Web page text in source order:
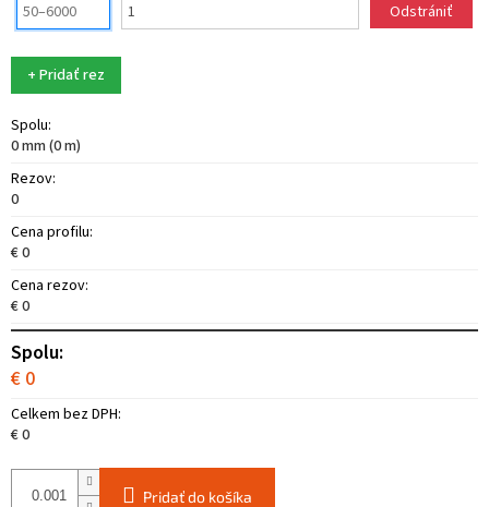
Odstrániť
+ Pridať rez
Spolu:
0 mm (0 m)
Rezov:
0
Cena profilu:
€ 0
Cena rezov:
€ 0
Spolu:
€ 0
Celkem bez DPH:
€ 0
Pridať do košíka